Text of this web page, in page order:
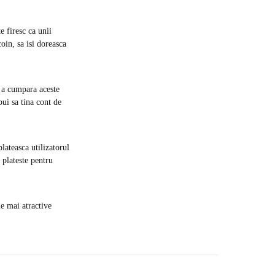
firesc ca unii
sa isi doreasca
cumpara aceste
sa tina cont de
utilizatorul
pentru
mai atractive